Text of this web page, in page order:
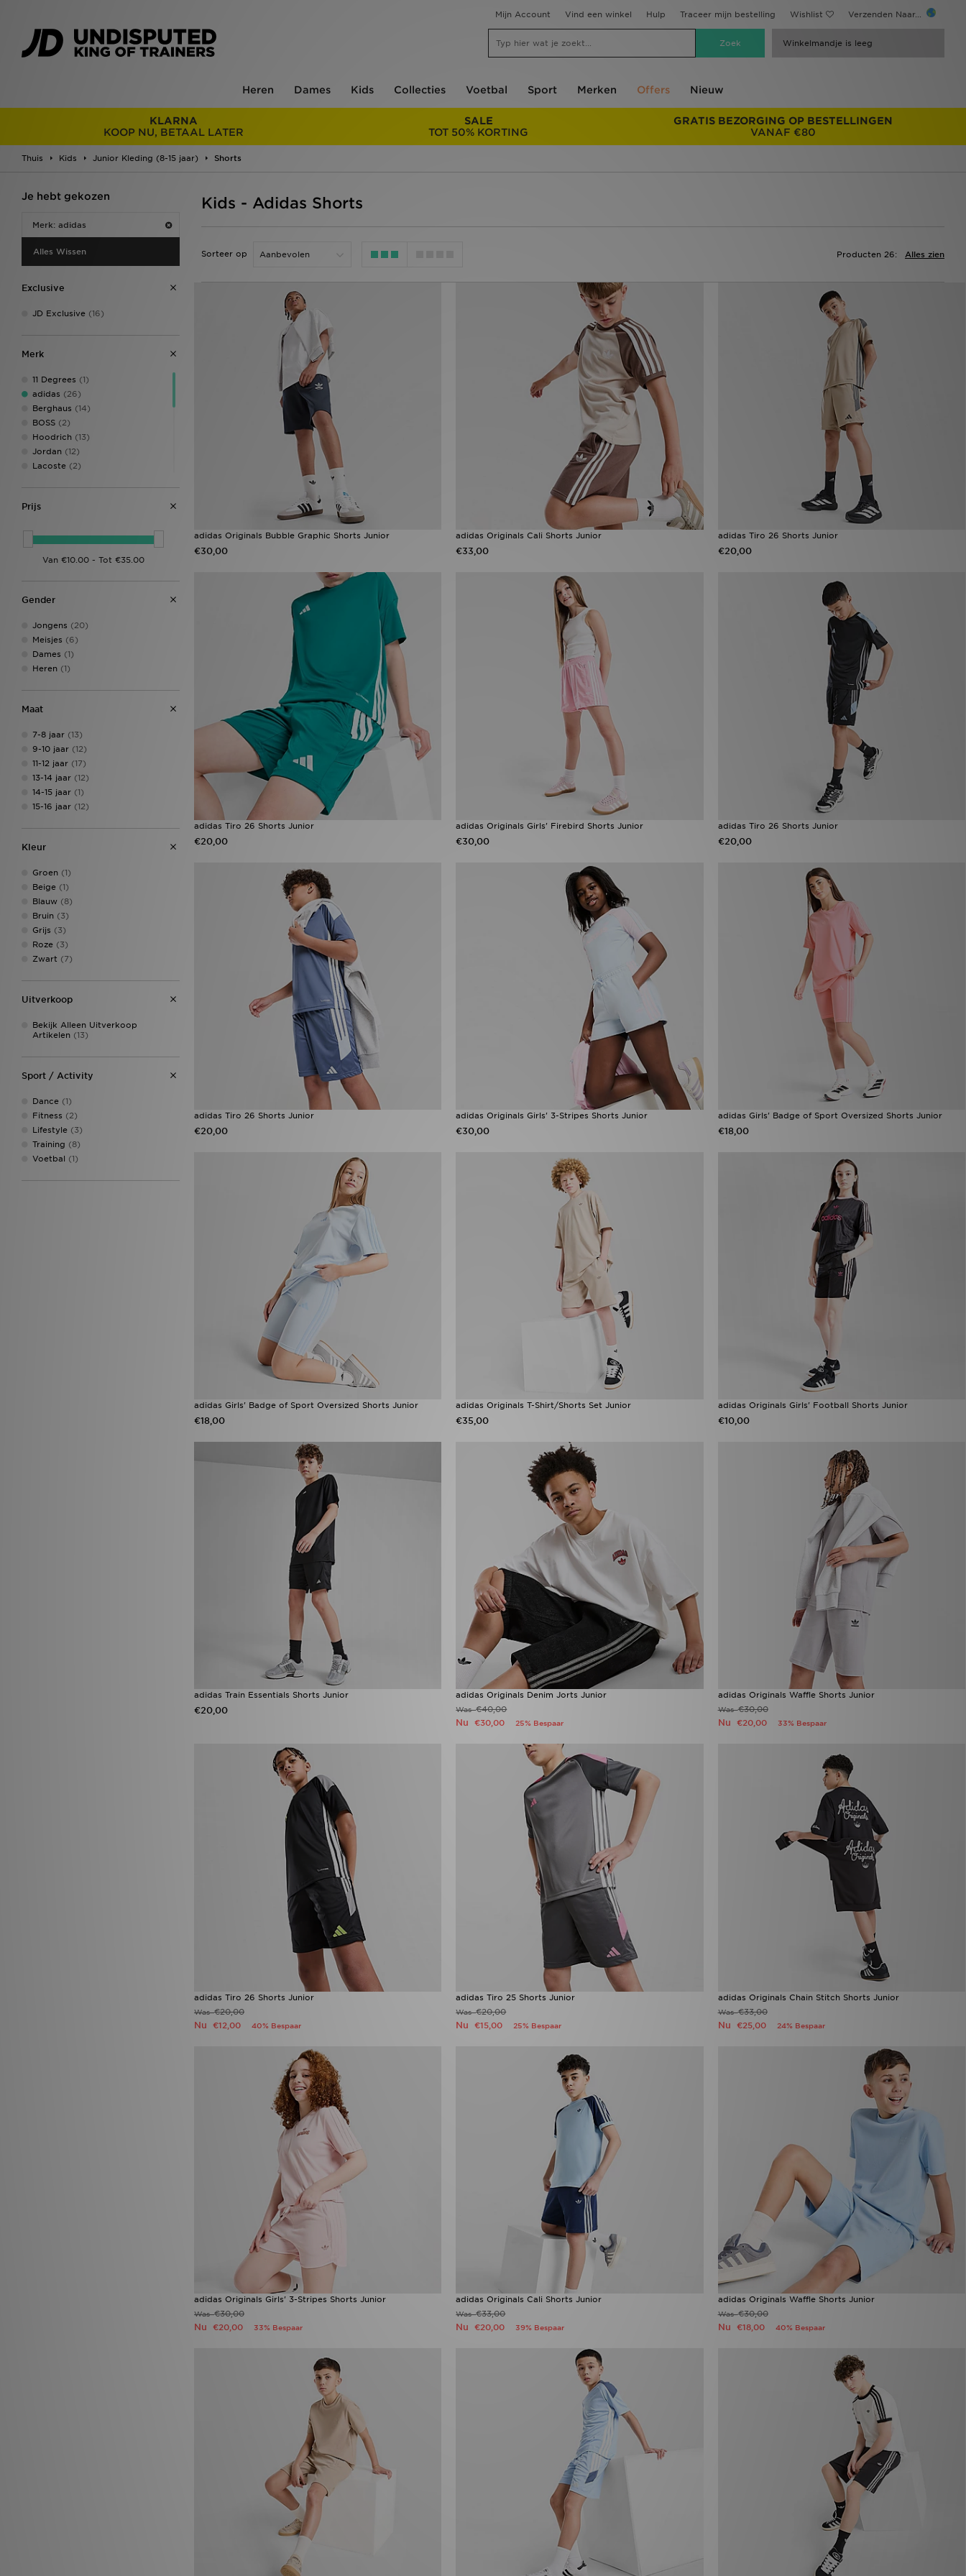
Mijn Account Vind een winkel Hulp Traceer mijn bestelling Wishlist Verzenden Naar...
Winkelmandje is leeg
Heren Dames Kids Collecties Voetbal Sport Merken Offers Nieuw
KLARNA
KOOP NU, BETAAL LATER
SALE
TOT 50% KORTING
GRATIS BEZORGING OP BESTELLINGEN
VANAF €80
Thuis Kids Junior Kleding (8-15 jaar) Shorts
Je hebt gekozen
Merk: adidas
Alles Wissen
Exclusive
JD Exclusive (16)
Merk
11 Degrees (1)
adidas (26)
Berghaus (14)
BOSS (2)
Hoodrich (13)
Jordan (12)
Lacoste (2)
New Balance
Pink Soda Sport(6)
Technicals(4)
The North Face
Under Armour
Unlike Humans
Zavetti Canada
Prijs
Gender
Jongens (20)
Meisjes (6)
Dames (1)
Heren (1)
Maat
7-8 jaar (13)
9-10 jaar (12)
11-12 jaar (17)
13-14 jaar (12)
14-15 jaar (1)
15-16 jaar (12)
Kleur
Groen (1)
Beige (1)
Blauw (8)
Bruin (3)
Grijs (3)
Roze (3)
Zwart (7)
Uitverkoop
Bekijk Alleen Uitverkoop
Artikelen (13)
Sport / Activity
Dance (1)
Fitness (2)
Lifestyle (3)
Training (8)
Voetbal (1)
Kids - Adidas Shorts
Sorteer op Alles zien
Producten 26:
adidas Originals Bubble Graphic Shorts Junior
€30,00
adidas Originals Cali Shorts Junior
€33,00
adidas Tiro 26 Shorts Junior
€20,00
adidas Tiro 26 Shorts Junior
€20,00
adidas Originals Girls' Firebird Shorts Junior
€30,00
adidas Tiro 26 Shorts Junior
€20,00
adidas Tiro 26 Shorts Junior
€20,00
adidas Originals Girls' 3-Stripes Shorts Junior
€30,00
adidas Girls' Badge of Sport Oversized Shorts Junior
€18,00
adidas Girls' Badge of Sport Oversized Shorts Junior
€18,00
adidas Originals T-Shirt/Shorts Set Junior
€35,00
adidas Originals Girls' Football Shorts Junior
€10,00
adidas Train Essentials Shorts Junior
€20,00
adidas Originals Denim Jorts Junior
Was€40,00
Nu€30,00 25% Bespaar
adidas Originals Waffle Shorts Junior
Was€30,00
Nu €20,00 33% Bespaar
adidas Tiro 26 Shorts Junior
Was€20,00
Nu €12,00 40% Bespaar
adidas Tiro 25 Shorts Junior
Was€20,00
Nu€15,00 25% Bespaar
adidas Originals Chain Stitch Shorts Junior
Was€33,00
Nu €25,00 24% Bespaar
adidas Originals Girls' 3-Stripes Shorts Junior
Was€30,00
Nu €20,00 33% Bespaar
adidas Originals Cali Shorts Junior
Was€33,00
Nu€20,00 39% Bespaar
adidas Originals Waffle Shorts Junior
Was€30,00
Nu €18,00 40% Bespaar